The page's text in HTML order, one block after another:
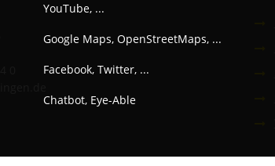
YouTube, ...
Google Maps, OpenStreetMaps, ...
Facebook, Twitter, ...
Chatbot, Eye-Able